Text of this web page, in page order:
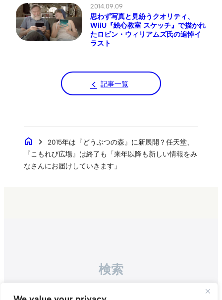
2014.09.09
思わず写真と見紛うクオリティ、
WiiU『絵心教室 スケッチ』で描かれ
たロビン・ウィリアムズ氏の追悼イ
ラスト
記事一覧
home chevron_right
2015年は『どうぶつの森』に新展開？任天堂、
『こもれび広場』は終了も「来年以降も新しい情報をみ
なさんにお届けしていきます」
検索
Search